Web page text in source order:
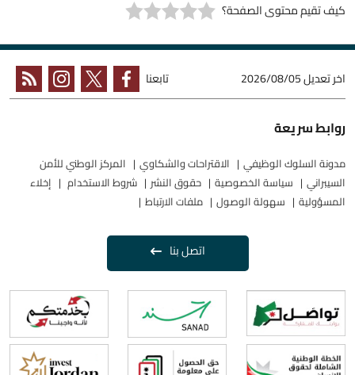
كيف تقيم محتوى الصفحة؟
اخر تعديل2026/08/05 تابعنا
روابط سريعة
مدونة السلوك الوظيفي الاقتراحات والشكاوي
المركز الوطني للأمن
السيبراني
سياسة الخصوصية حقوق النشر شروط الاستخدام
إخلاء
المسؤولية
سهولة الوصول ملفات الارتباط
اتصل بنا